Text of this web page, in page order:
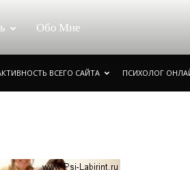
Обо Мне
ВСЕГО САЙТА ПСИХОЛОГ